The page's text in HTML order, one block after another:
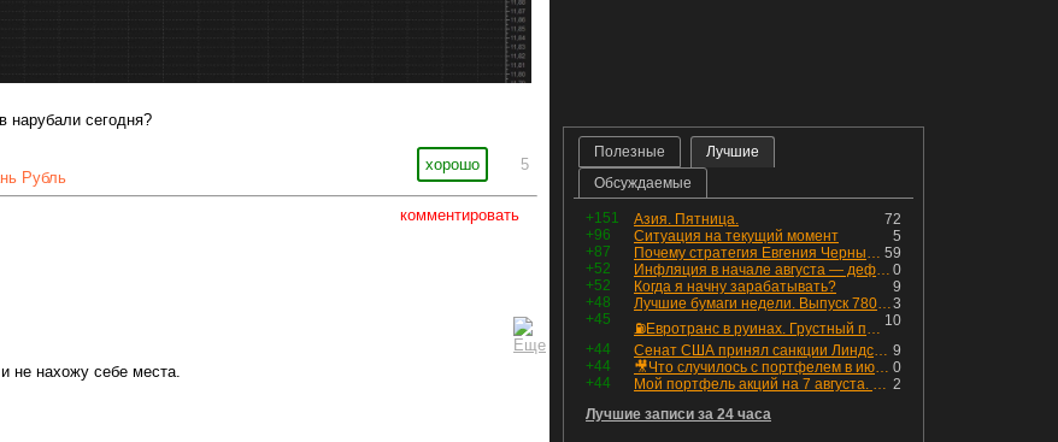
нарубали сегодня?
хорошо 5
Рубль
комментировать
не нахожу себе места.
Полезные
Лучшие
Обсуждаемые
+151 72
Азия. Пятница.
+96
5
Ситуация на текущий момент
+87
59
Почему стратегия Евгения Черных приведет вас к убыткам в 2026 году
+52
0
Инфляция в начале августа — дефляция из-за топлива и плодоовощной корзины, но услуги продолжают дорожать, а рубль начал ослабевать.
+52
9
Когда я начну зарабатывать?
+48
3
Лучшие бумаги недели. Выпуск 780 – обновления для пятницы
+45
10
⛽️Евротранс в руинах. Грустный пост😶😞 Что изменилось в облигациях?
+44
9
Сенат США принял санкции Линдси Грэма против России
+44
0
🎥Что случилось с портфелем в июле - честный разбор / Инвестировать Просто
+44
2
Мой портфель акций на 7 августа. Покупки активов и реинвестирование дивидендов. Создание пассивного дохода
Лучшие записи за 24 часа